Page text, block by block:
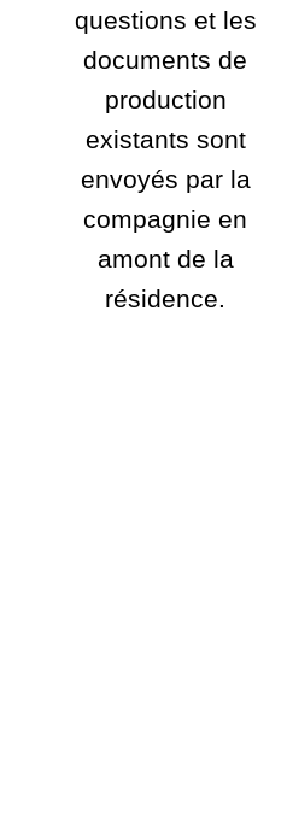
questions et les
documents de
production
existants sont
envoyés par la
compagnie en
amont de la
résidence.